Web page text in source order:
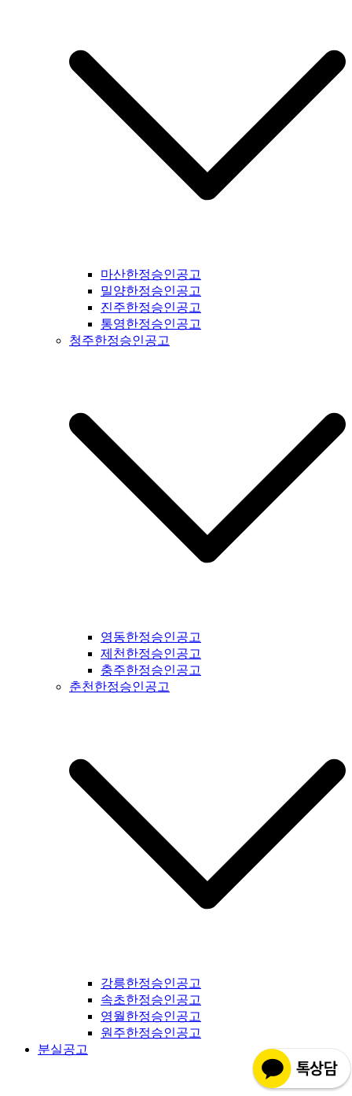
마산한정승인공고
밀양한정승인공고
진주한정승인공고
통영한정승인공고
청주한정승인공고
영동한정승인공고
제천한정승인공고
충주한정승인공고
춘천한정승인공고
강릉한정승인공고
속초한정승인공고
영월한정승인공고
원주한정승인공고
분실공고